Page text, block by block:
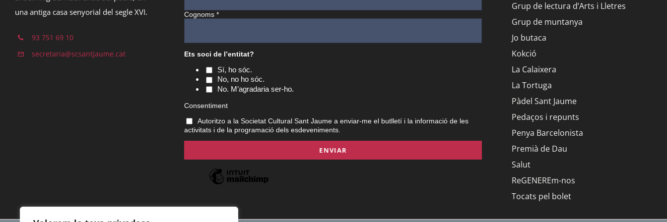
una antiga casa senyorial del segle XVI.
93 751 69 10
secretaria@scsantjaume.cat
Cognoms*
Ets soci de l’entitat?
Sí, ho sóc.
No, no ho sóc.
No. M’agradaria ser-ho.
Consentiment
Autoritzo a la Societat Cultural Sant Jaume a enviar-me el butlletí i la informació de les
activitats i de la programació dels esdeveniments.
Grup de lectura d’Arts i Lletres
Grup de muntanya
Jo butaca
Kokció
La Calaixera
La Tortuga
Pàdel Sant Jaume
Pedaços i repunts
Penya Barcelonista
Premià de Dau
Salut
ReGENEREm-nos
Tocats pel bolet